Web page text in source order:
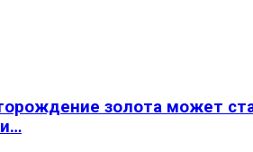
золота может